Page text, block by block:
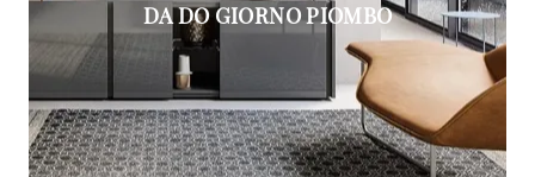
DA DO GIORNO PIOMBO